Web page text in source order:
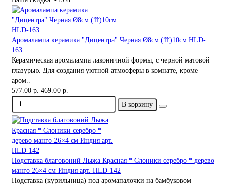
Аромалампа керамика "Дицентра" Черная Ø8см (⇈)10cм HLD-
163
Керамическая аромалампа лаконичной формы, с черной матовой
глазурью. Для создания уютной атмосферы в комнате, кроме
аром..
577.00 р. 469.00 р.
В корзину
Подставка благовоний Лыжа Красная * Слоники серебро * дерево
манго 26×4 см Индия арт. HLD-142
Подставка (курильница) под аромапалочки на бамбуковом